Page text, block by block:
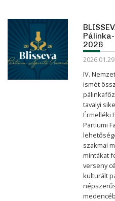
2026
IV.
ismét
tavalyi
Érmelléki
Partiumi
szakmai
mintákat
verseny
kulturált